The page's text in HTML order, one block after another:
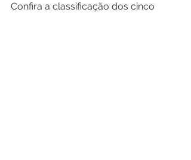
Confira a classificação dos cinco